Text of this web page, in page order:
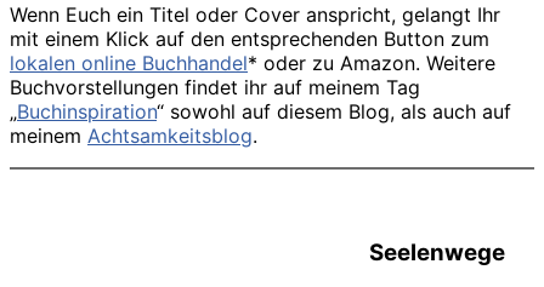
Wenn Euch ein Titel oder Cover anspricht, gelangt Ihr
mit einem Klick auf den entsprechenden Button zum
lokalen online Buchhandel* oder zu Amazon. Weitere
Buchvorstellungen findet ihr auf meinem Tag
„Buchinspiration“ sowohl auf diesem Blog, als auch auf
meinem Achtsamkeitsblog.
Seelenwege